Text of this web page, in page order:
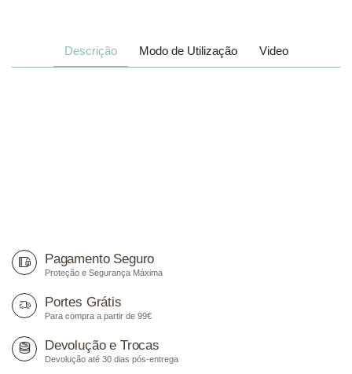
Descrição Modo de Utilização Video
Pagamento Seguro
Proteção e Segurança Máxima
Portes Grátis
Para compra a partir de 99€
Devolução e Trocas
Devolução até 30 dias pós-entrega